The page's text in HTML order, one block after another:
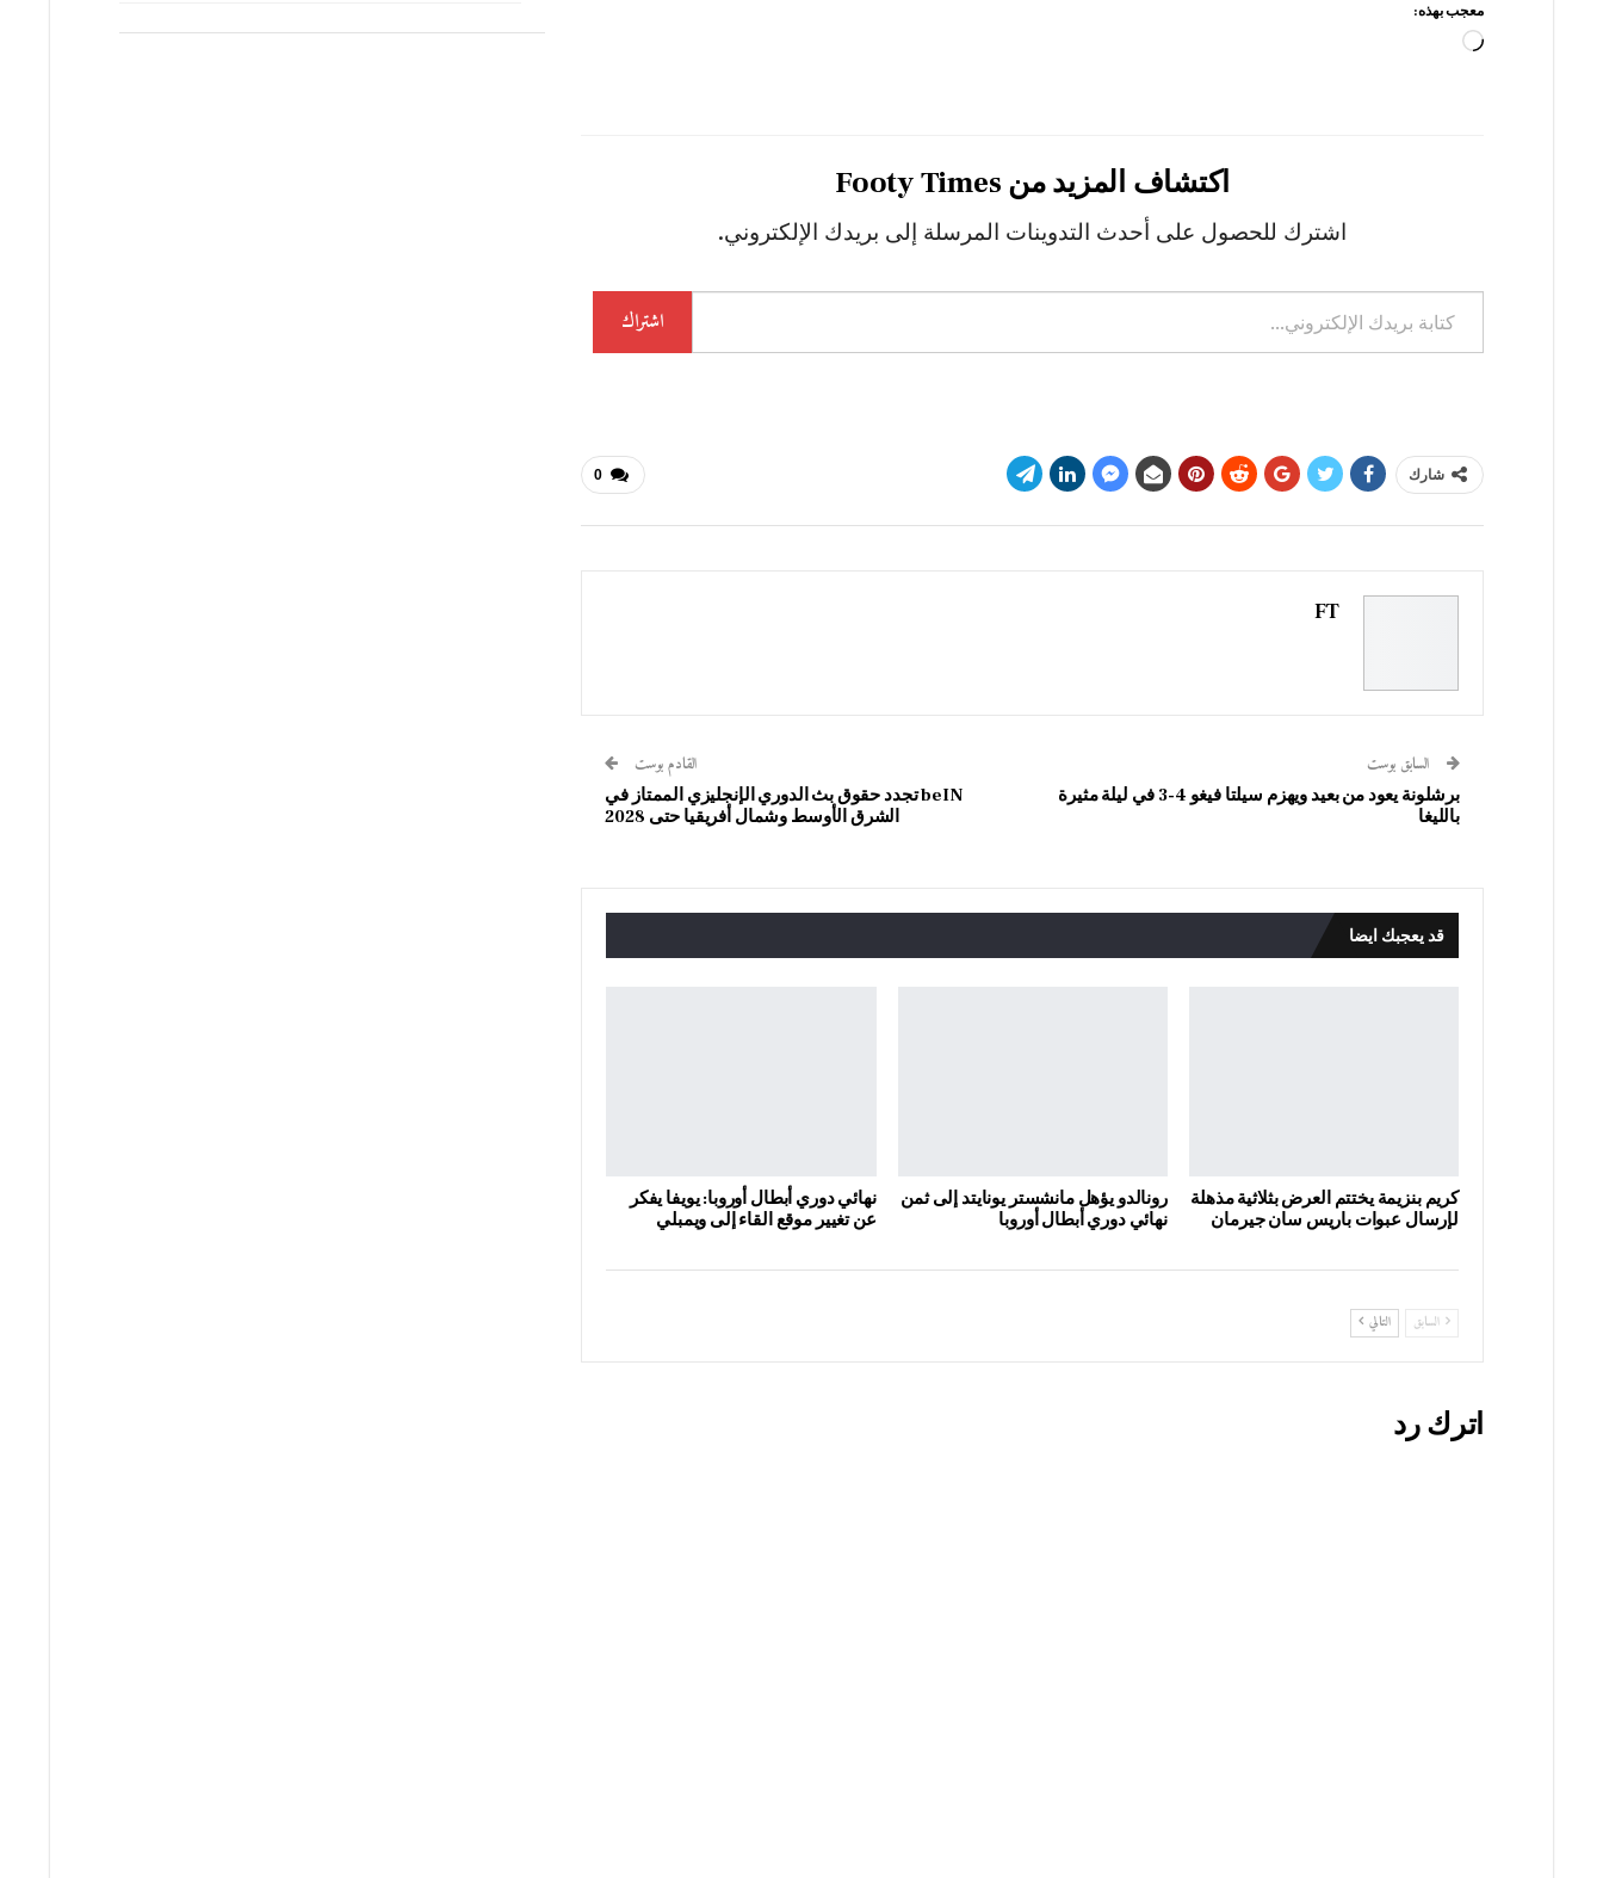
معجب بهذه:
جاري
اكتشاف المزيد من Footy Times
اشترك للحصول على أحدث التدوينات المرسلة إلى بريدك الإلكتروني.
كتابة
بريدك
اشتراك
0 شارك
FT
السابق بوست
برشلونة يعود من بعيد ويهزم سيلتا فيغو 4-3 في ليلة مثيرة
بالليغا
القادم بوست
beIN تجدد حقوق بث الدوري الإنجليزي الممتاز في
الشرق الأوسط وشمال أفريقيا حتى 2028
قد يعجبك ايضا
كريم بنزيمة يختتم العرض بثلاثية مذهلة
لإرسال عبوات باريس سان جيرمان
رونالدو يؤهل مانشستر يونايتد إلى ثمن
نهائي دوري أبطال أوروبا
نهائي دوري أبطال أوروبا: يويفا يفكر
عن تغيير موقع القاء إلى ويمبلي
السابق التالي
اترك رد